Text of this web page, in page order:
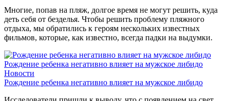
Многие, попав на пляж, долгое время не могут решить, куда
деть себя от безделья. Чтобы решить проблему пляжного
отдыха, мы обратились к героям нескольких известных
фильмов, которые, как известно, всегда падки на выдумки.
Рождение ребенка негативно влияет на мужское либидо
Новости
Рождение ребенка негативно влияет на мужское либидо